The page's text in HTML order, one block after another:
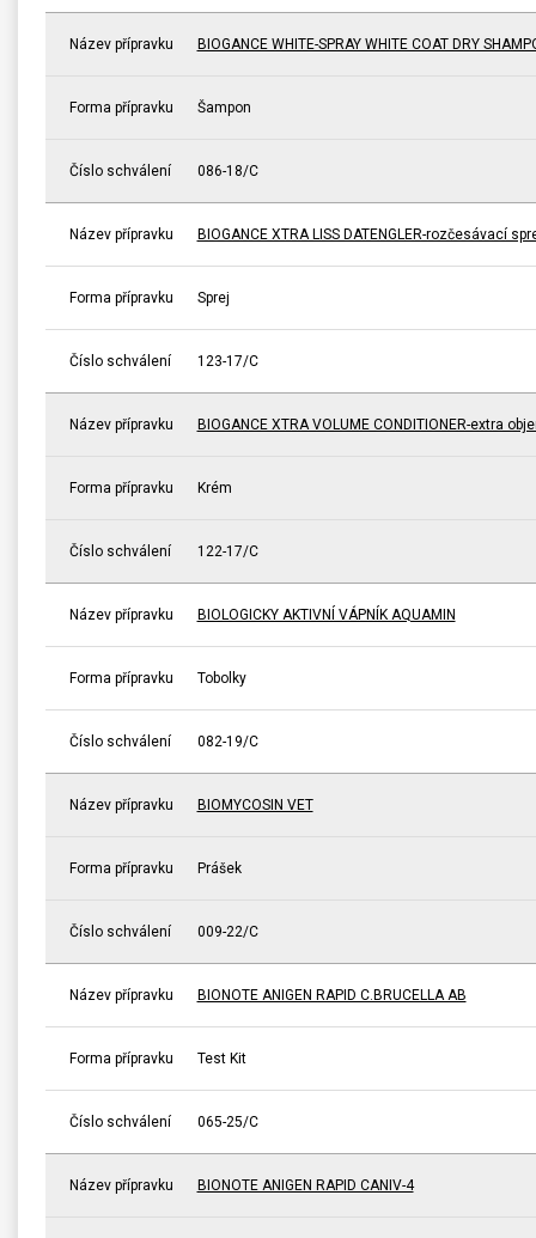
Název přípravku BIOGANCE WHITE-SPRAY WHITE COAT DRY
Forma přípravku Šampon
Číslo schválení 086-18/C
Název přípravku BIOGANCE XTRA LISS DATENGLER-rozčesávací
Forma přípravku Sprej
Číslo schválení 123-17/C
Název přípravku BIOGANCE XTRA VOLUME CONDITIONER-extra
Forma přípravku Krém
Číslo schválení 122-17/C
Název přípravku BIOLOGICKY AKTIVNÍ VÁPNÍK AQUAMIN
Forma přípravku Tobolky
Číslo schválení 082-19/C
Název přípravku BIOMYCOSIN VET
Forma přípravku Prášek
Číslo schválení 009-22/C
Název přípravku BIONOTE ANIGEN RAPID C.BRUCELLA AB
Forma přípravku Test Kit
Číslo schválení 065-25/C
Název přípravku BIONOTE ANIGEN RAPID CANIV-4